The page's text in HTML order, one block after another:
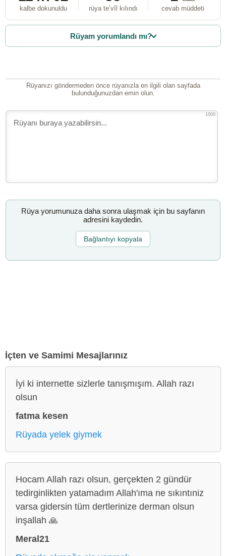
kalbe dokunuldu rüya te’vîl kılındı
cevab müddeti
Rüyam yorumlandı mı?
Rüyanızı göndermeden önce rüyanızla en ilgili olan sayfada
bulunduğunuzdan emin olun.
1000
Rüya yorumunuza daha sonra ulaşmak için bu sayfanın
adresini kaydedin.
Bağlantıyı kopyala
İçten ve Samimi Mesajlarınız
İyi ki internette sizlerle tanışmışım. Allah razı
olsun
fatma kesen
Rüyada yelek giymek
Hocam Allah razı olsun, gerçekten 2 gündür
tedirginlikten yatamadım Allah'ıma ne sıkıntıniz
varsa gidersin tüm dertlerinize derman olsun
inşallah 🙏
Meral21